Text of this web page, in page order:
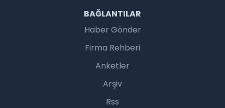
BAĞLANTILAR
Haber Gönder
Firma Rehberi
Anketler
Arşiv
Rss